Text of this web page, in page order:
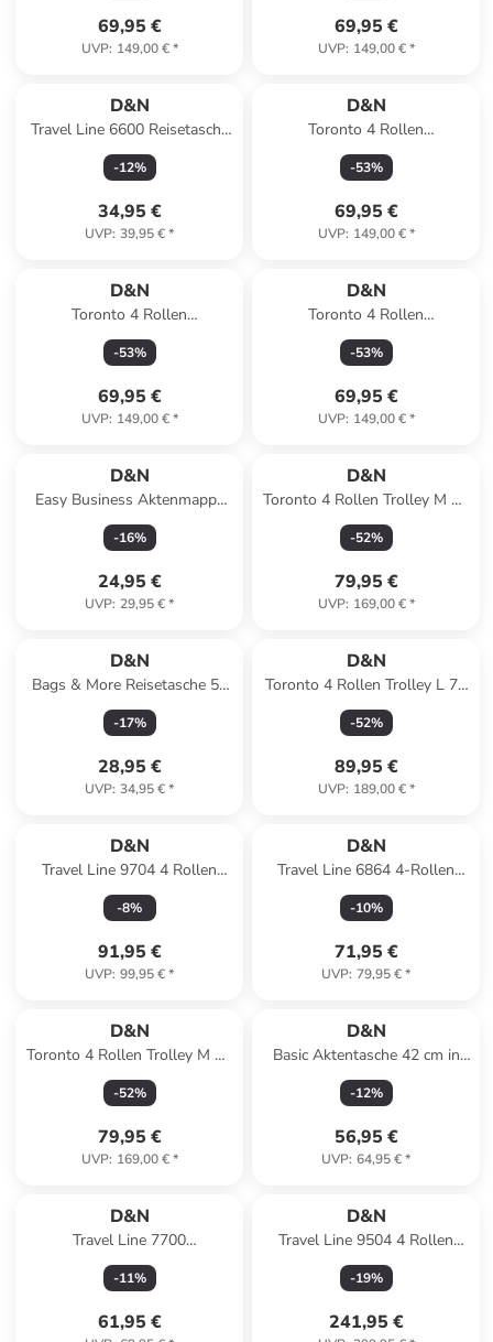
69,95 €
UVP: 149,00 €*
69,95 €
UVP: 149,00 €*
D&N
Travel Line 6600 Reisetasche
51 cm in blau-
-12%
34,95 €
UVP: 39,95 €*
D&N
Toronto 4 Rollen
Kabinentrolley S 54 cm mit
Dehnfalte in black
-53%
69,95 €
UVP: 149,00 €*
D&N
Toronto 4 Rollen
Kabinentrolley S 54 cm mit
Dehnfalte in teal blue
-53%
69,95 €
UVP: 149,00 €*
D&N
Toronto 4 Rollen
Kabinentrolley S 54 cm mit
Dehnfalte in greyed sage
-53%
69,95 €
UVP: 149,00 €*
D&N
Easy Business Aktenmappe
36 cm in schwarz
-16%
24,95 €
UVP: 29,95 €*
D&N
Toronto 4 Rollen Trolley M 65
cm mit Dehnfalte in mocha
brown
-52%
79,95 €
UVP: 169,00 €*
D&N
Bags & More Reisetasche 58
cm in schwarz
-17%
28,95 €
UVP: 34,95 €*
D&N
Toronto 4 Rollen Trolley L 75
cm mit Dehnfalte in black
-52%
89,95 €
UVP: 189,00 €*
D&N
Travel Line 9704 4 Rollen
Trolley L 78 cm mit Dehnfalte
in dark red
-8%
91,95 €
UVP: 99,95 €*
D&N
Travel Line 6864 4-Rollen
Trolley 66 cm in schwarz
-10%
71,95 €
UVP: 79,95 €*
D&N
Toronto 4 Rollen Trolley M 65
cm mit Dehnfalte in teal blue
-52%
79,95 €
UVP: 169,00 €*
D&N
Basic Aktentasche 42 cm in
Schwarz
-12%
56,95 €
UVP: 64,95 €*
D&N
Travel Line 7700
Rollenreisetasche 65 cm in
schwarz
-11%
61,95 €
D&N
Travel Line 9504 4 Rollen
Kofferset 3-teilig mit
Dehnfalte in navy
-19%
241,95 €